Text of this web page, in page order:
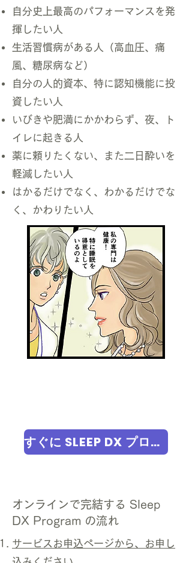
自分史上最高のパフォーマンスを発
揮したい人
生活習慣病がある人（高血圧、痛
風、糖尿病など）
自分の人的資本、特に認知機能に投
資したい人
いびきや肥満にかかわらず、夜、ト
イレに起きる人
薬に頼りたくない、また二日酔いを
軽減したい人
はかるだけでなく、わかるだけでな
く、かわりたい人
すぐに SLEEP DX プログラムを購入する
オンラインで完結する Sleep
DX Program の流れ
サービスお申込ページから、お申し